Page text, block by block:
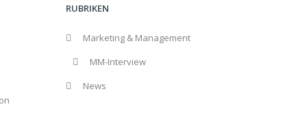
RUBRIKEN
Marketing & Management
MM-Interview
News